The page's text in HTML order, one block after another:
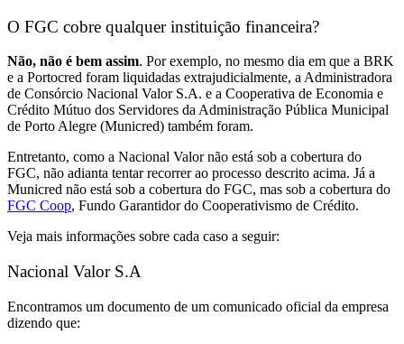
O FGC cobre qualquer instituição financeira?
Não, não é bem assim. Por exemplo, no mesmo dia em que a BRK
e a Portocred foram liquidadas extrajudicialmente, a Administradora
de Consórcio Nacional Valor S.A. e a Cooperativa de Economia e
Crédito Mútuo dos Servidores da Administração Pública Municipal
de Porto Alegre (Municred) também foram.
Entretanto, como a Nacional Valor não está sob a cobertura do
FGC, não adianta tentar recorrer ao processo descrito acima. Já a
Municred não está sob a cobertura do FGC, mas sob a cobertura do
FGC Coop, Fundo Garantidor do Cooperativismo de Crédito.
Veja mais informações sobre cada caso a seguir:
Nacional Valor S.A
Encontramos um documento de um comunicado oficial da empresa
dizendo que: